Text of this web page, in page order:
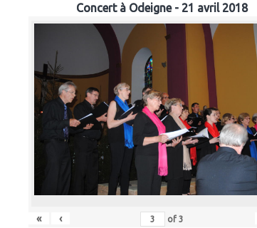
Concert à Odeigne - 21 avril 2018
« ‹ of3